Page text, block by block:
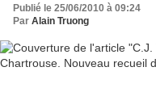
Publié le 25/06/2010 à 09:24
Par Alain Truong